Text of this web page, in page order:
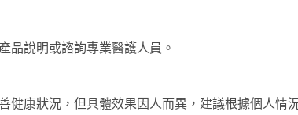
品說明或諮詢專業醫護人員。
健康狀況，但具體效果因人而異，建議根據個人情